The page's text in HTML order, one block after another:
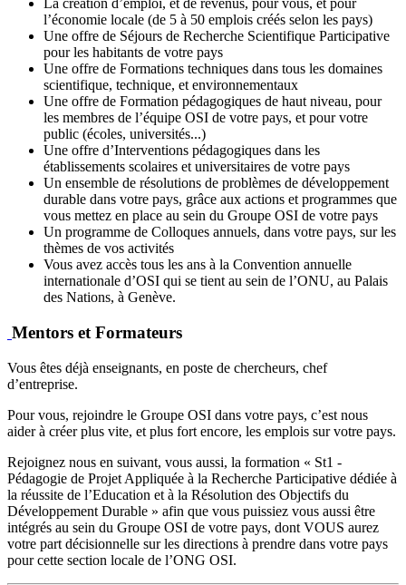
La création d’emploi, et de revenus, pour vous, et pour
l’économie locale (de 5 à 50 emplois créés selon les pays)
Une offre de Séjours de Recherche Scientifique Participative
pour les habitants de votre pays
Une offre de Formations techniques dans tous les domaines
scientifique, technique, et environnementaux
Une offre de Formation pédagogiques de haut niveau, pour
les membres de l’équipe OSI de votre pays, et pour votre
public (écoles, universités...)
Une offre d’Interventions pédagogiques dans les
établissements scolaires et universitaires de votre pays
Un ensemble de résolutions de problèmes de développement
durable dans votre pays, grâce aux actions et programmes que
vous mettez en place au sein du Groupe OSI de votre pays
Un programme de Colloques annuels, dans votre pays, sur les
thèmes de vos activités
Vous avez accès tous les ans à la Convention annuelle
internationale d’OSI qui se tient au sein de l’ONU, au Palais
des Nations, à Genève.
Mentors et Formateurs
Vous êtes déjà enseignants, en poste de chercheurs, chef
d’entreprise.
Pour vous, rejoindre le Groupe OSI dans votre pays, c’est nous
aider à créer plus vite, et plus fort encore, les emplois sur votre pays.
Rejoignez nous en suivant, vous aussi, la formation « St1 -
Pédagogie de Projet Appliquée à la Recherche Participative dédiée à
la réussite de l’Education et à la Résolution des Objectifs du
Développement Durable » afin que vous puissiez vous aussi être
intégrés au sein du Groupe OSI de votre pays, dont VOUS aurez
votre part décisionnelle sur les directions à prendre dans votre pays
pour cette section locale de l’ONG OSI.